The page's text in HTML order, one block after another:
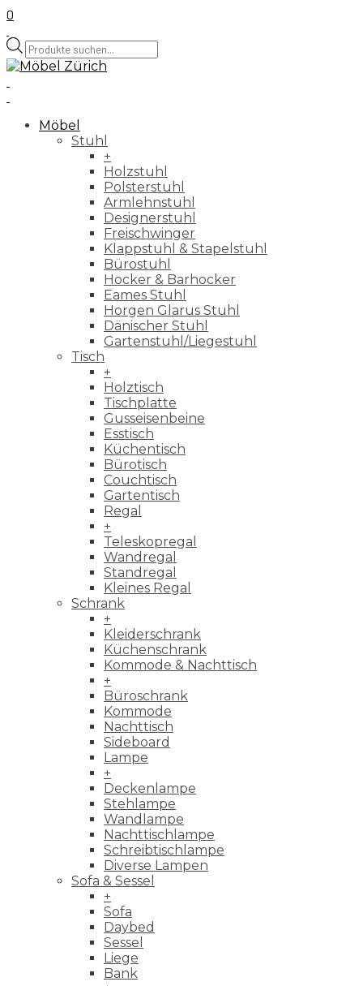
0
Products
search
Möbel
Stuhl
+
Holzstuhl
Polsterstuhl
Armlehnstuhl
Designerstuhl
Freischwinger
Klappstuhl & Stapelstuhl
Bürostuhl
Hocker & Barhocker
Eames Stuhl
Horgen Glarus Stuhl
Dänischer Stuhl
Gartenstuhl/Liegestuhl
Tisch
+
Holztisch
Tischplatte
Gusseisenbeine
Esstisch
Küchentisch
Bürotisch
Couchtisch
Gartentisch
Regal
+
Teleskopregal
Wandregal
Standregal
Kleines Regal
Schrank
+
Kleiderschrank
Küchenschrank
Kommode & Nachttisch
+
Büroschrank
Kommode
Nachttisch
Sideboard
Lampe
+
Deckenlampe
Stehlampe
Wandlampe
Nachttischlampe
Schreibtischlampe
Diverse Lampen
Sofa & Sessel
+
Sofa
Daybed
Sessel
Liege
Bank